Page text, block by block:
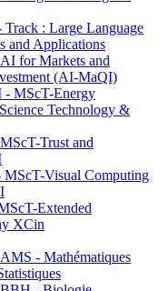
: Large Language
and Applications
for Markets and
(AI-MaQI)
MScT-Energy
Technology &
Trust and
Visual Computing
Extended
XCin
- Mathématiques